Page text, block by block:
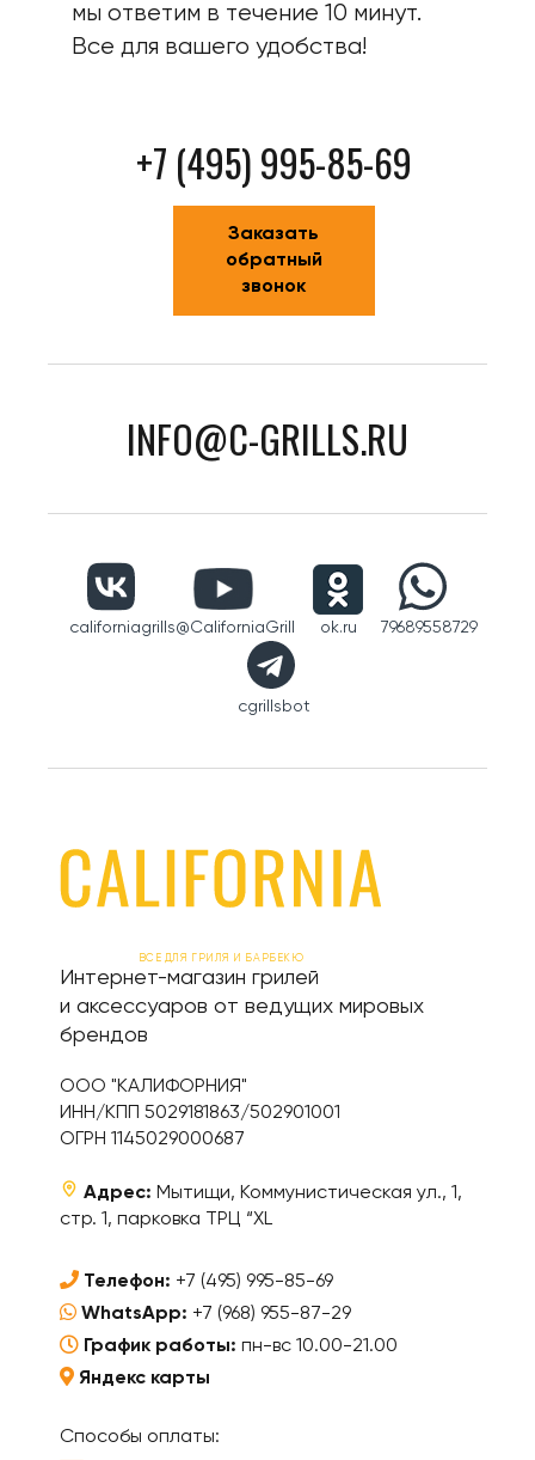
мы ответим в течение 10 минут.
Все для вашего удобства!
+7 (495) 995-85-69
Заказать
обратный
звонок
INFO@C-GRILLS.RU
californiagrills@CaliforniaGrill ok.ru 79689558729
cgrillsbot
ВСЕ ДЛЯ ГРИЛЯ И БАРБЕКЮ
Интернет-магазин грилей
и аксессуаров от ведущих мировых
брендов
ООО "КАЛИФОРНИЯ"
ИНН/КПП 5029181863/502901001
ОГРН 1145029000687
Адрес: Мытищи, Коммунистическая ул., 1,
стр. 1, парковка ТРЦ “XL
Телефон: +7 (495) 995-85-69
WhatsApp: +7 (968) 955-87-29
График работы: пн-вс 10.00-21.00
Яндекс карты
Способы оплаты: